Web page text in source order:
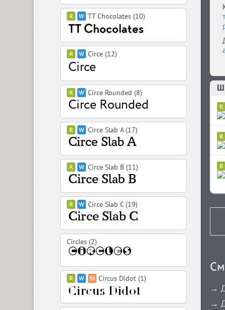
TT Chocolates (10)
Circe (12)
Circe Rounded (8)
Circe Slab A (17)
Circe Slab B (11)
Circe Slab C (19)
Circles (2)
Circus Didot (1)
→
→